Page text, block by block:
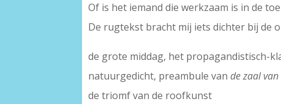
Of is het iemand die werkzaam is in de
De rugtekst bracht mij iets dichter bij de
de grote middag, het propagandistisch-
natuurgedicht, preambule vande zaal
de triomf van de roofkunst